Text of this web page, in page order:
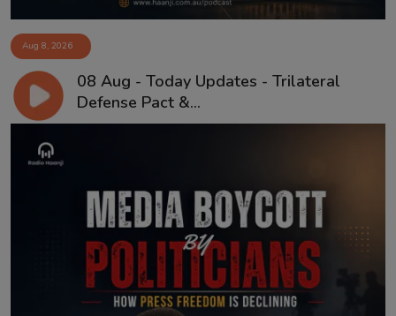
Aug 8, 2026
08 Aug - Today Updates - Trilateral
Defense Pact &...